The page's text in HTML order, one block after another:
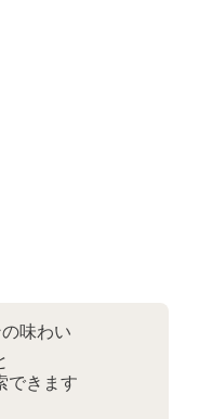
味わい
できます